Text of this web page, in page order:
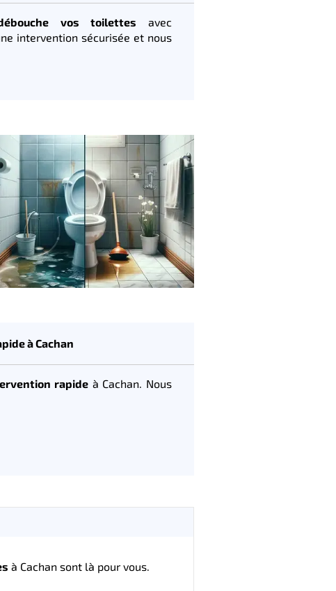
vos toilettes avec
intervention sécurisée et nous
à Cachan
rapide à Cachan. Nous
à Cachan sont là pour vous.